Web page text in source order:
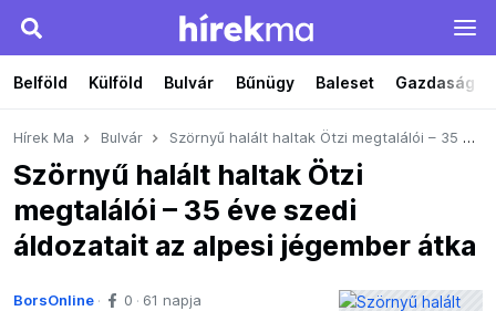
Belföld Külföld Bulvár Bűnügy Baleset Gazdaság
Hírek Ma Bulvár Szörnyű halált haltak Ötzi megtalálói – 35 éve szedi áldozatait az alpesi jégember átka
Szörnyű halált haltak Ötzi
megtalálói – 35 éve szedi
áldozatait az alpesi jégember átka
BorsOnline 0 61 napja